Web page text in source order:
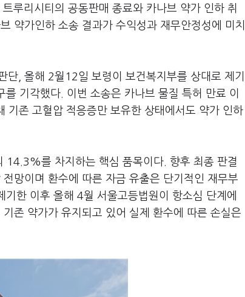
루리시티의 공동판매 종료와 카나브 약가 인하 취
약가인하 소송 결과가 수익성과 재무안정성에 미치
, 올해 2월12일 보령이 보건복지부를 상대로 제기
기각했다. 이번 소송은 카나브 물질 특허 만료 이
기존 고혈압 적응증만 보유한 상태에서도 약가 인하
14.3%를 차지하는 핵심 품목이다. 향후 최종 판결
망이며 환수에 따른 자금 유출은 단기적인 재무부
한 이후 올해 4월 서울고등법원이 항소심 단계에
존 약가가 유지되고 있어 실제 환수에 따른 손실은